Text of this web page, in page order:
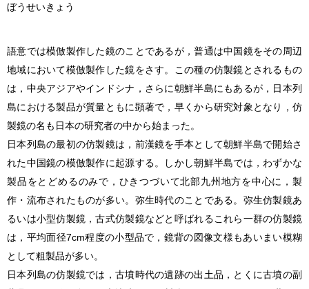
ぼうせいきょう
語意では模倣製作した鏡のことであるが，普通は中国鏡をその周辺
地域において模倣製作した鏡をさす。この種の仿製鏡とされるもの
は，中央アジアやインドシナ，さらに朝鮮半島にもあるが，日本列
島における製品が質量ともに顕著で，早くから研究対象となり，仿
製鏡の名も日本の研究者の中から始まった。
日本列島の最初の仿製鏡は，前漢鏡を手本として朝鮮半島で開始さ
れた中国鏡の模倣製作に起源する。しかし朝鮮半島では，わずかな
製品をとどめるのみで，ひきつづいて北部九州地方を中心に，製
作・流布されたものが多い。弥生時代のことである。弥生仿製鏡あ
るいは小型仿製鏡，古式仿製鏡などと呼ばれるこれら一群の仿製鏡
は，平均面径7cm程度の小型品で，鏡背の図像文様もあいまい模糊
として粗製品が多い。
日本列島の仿製鏡では，古墳時代の遺跡の出土品，とくに古墳の副